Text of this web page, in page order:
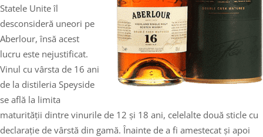
Statele Unite îl
desconsideră uneori pe
Aberlour, însă acest
lucru este nejustificat.
Vinul cu vârsta de 16 ani
de la distileria Speyside
se află la limita
maturității dintre vinurile de 12 și 18 ani, celelalte două sticle cu
declarație de vârstă din gamă. Înainte de a fi amestecat și apoi